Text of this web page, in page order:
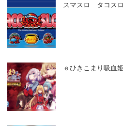
スマスロ タコスロ
ｅひきこまり吸血